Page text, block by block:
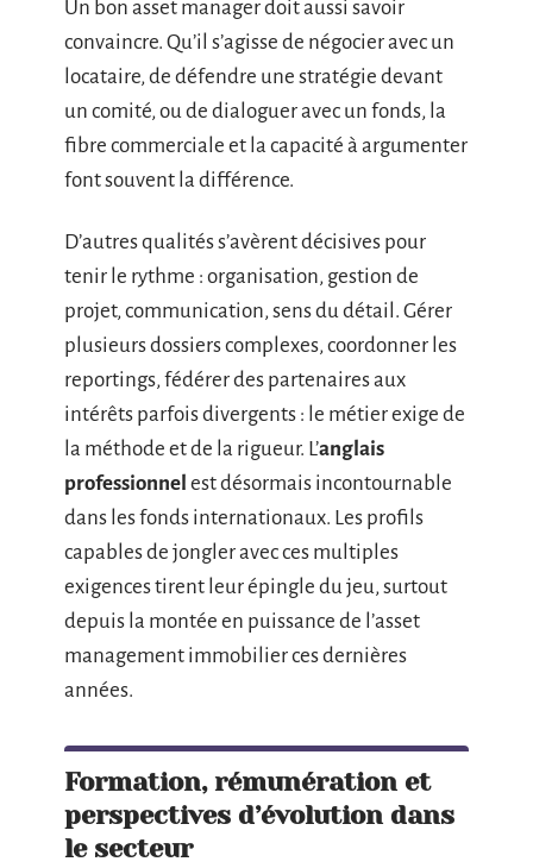
Un bon asset manager doit aussi savoir
convaincre. Qu’il s’agisse de négocier avec un
locataire, de défendre une stratégie devant
un comité, ou de dialoguer avec un fonds, la
fibre commerciale et la capacité à argumenter
font souvent la différence.
D’autres qualités s’avèrent décisives pour
tenir le rythme : organisation, gestion de
projet, communication, sens du détail. Gérer
plusieurs dossiers complexes, coordonner les
reportings, fédérer des partenaires aux
intérêts parfois divergents : le métier exige de
la méthode et de la rigueur. L’anglais
professionnel est désormais incontournable
dans les fonds internationaux. Les profils
capables de jongler avec ces multiples
exigences tirent leur épingle du jeu, surtout
depuis la montée en puissance de l’asset
management immobilier ces dernières
années.
Formation, rémunération et
perspectives d’évolution dans
le secteur